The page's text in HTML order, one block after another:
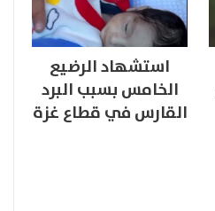
استشهاد الرضيع
الخامس بسبب البرد
القارس في قطاع غزة